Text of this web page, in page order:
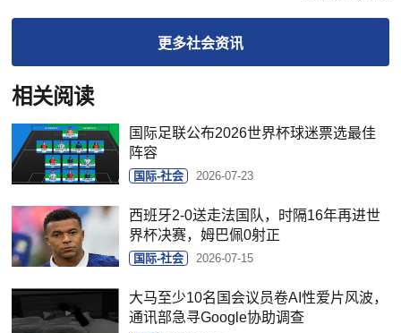
更多社会资讯
相关阅读
国际足联公布2026世界杯球迷票选最佳
阵容
国际-社会 2026-07-23
西班牙2-0送走法国队，时隔16年再进世
界杯决赛，姆巴佩0射正
国际-社会 2026-07-15
大马至少10名国会议员卷AI性爱片风波，
通讯部急寻Google协助调查